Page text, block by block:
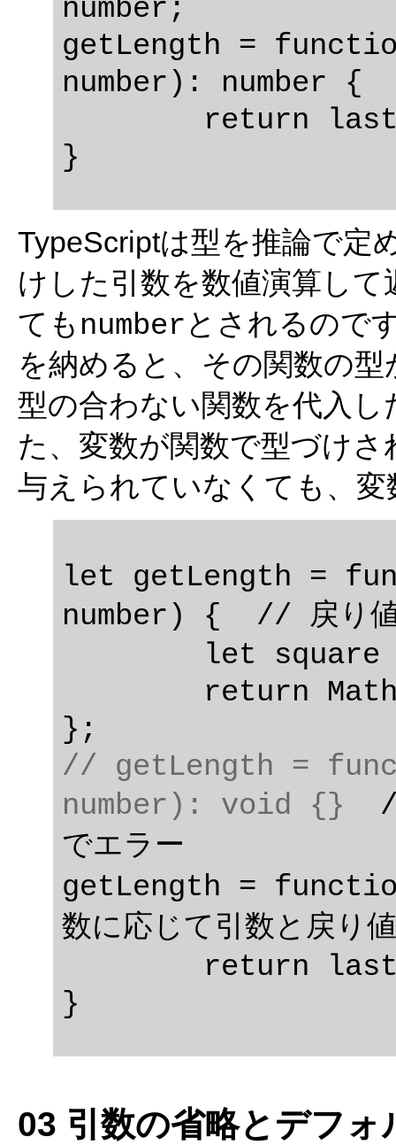
number;
getLength =
number): number {
TypeScriptは型を推論で定
けした引数を数値演算し
ても number とされるので
を納めると、その関数の
型の合わない関数を代入
た、変数が関数で型づけ
与えられていなくても、
let getLength =
number) {  // 戻り値
// getLength =
number): void {}
でエラー
getLength =
数に応じて引数と戻り
03 引数の省略とデフォ